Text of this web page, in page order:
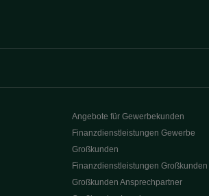
Angebote für Gewerbekunden
Finanzdienstleistungen Gewerbe
Großkunden
Finanzdienstleistungen Großkunden
Großkunden Ansprechpartner